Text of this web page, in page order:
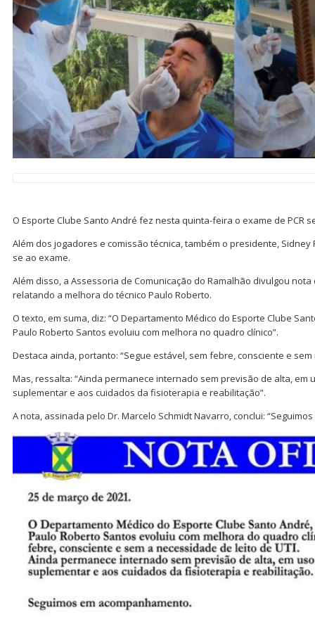
O Esporte Clube Santo André fez nesta quinta-feira o exame de PCR
Além dos jogadores e comissão técnica, também o presidente,
se ao exame.
Além disso, a Assessoria de Comunicação do Ramalhão divulgou
relatando a melhora do técnico Paulo Roberto.
O texto, em suma, diz: “O Departamento Médico do Esporte Clube
Paulo Roberto Santos evoluiu com melhora no quadro clínico”.
Destaca ainda, portanto: “Segue estável, sem febre, consciente e
Mas, ressalta: “Ainda permanece internado sem previsão de alta, em
suplementar e aos cuidados da fisioterapia e reabilitação”.
A nota, assinada pelo Dr. Marcelo Schmidt Navarro, conclui: